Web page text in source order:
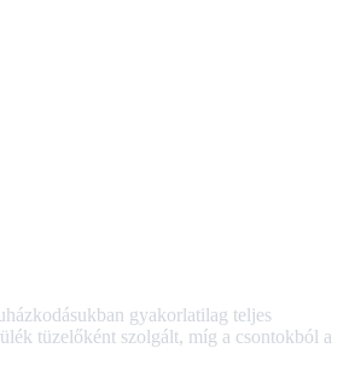
gyakorlatilag teljes
tüzelőként szolgált, míg a csontokból a